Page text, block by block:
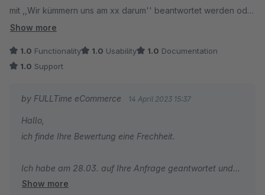
mit ,,Wir kümmern uns am xx darum'' beantwortet werden oder
ähnlichem. Dieses Plugin werden wir in naher Zukunft nicht
Show more
1.0 Functionality 1.0 Usability 1.0 Documentation
1.0 Support
by FULLTime eCommerce 14 April 2023 15:37
Hallo,
ich finde Ihre Bewertung eine Frechheit.
Ich habe am 28.03. auf Ihre Anfrage geantwortet und
um Zugang zum Backend gebeten. Sie haben mir am
Show more